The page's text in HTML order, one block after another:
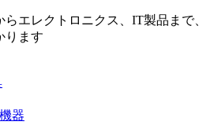
エレクトロニクス、IT製品まで、
ります
器